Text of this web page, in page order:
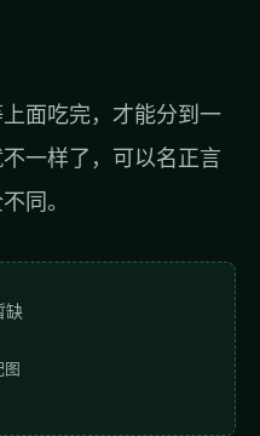
面吃完，才能分到一
一样了，可以名正言
同。
缺
图